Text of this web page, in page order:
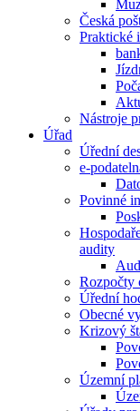
Česká
Praktické
Nástroje
Úřad
Úřední
e-
Povinné
audity
Rozpočty
Úřední
Obecné
Krizový
Územní